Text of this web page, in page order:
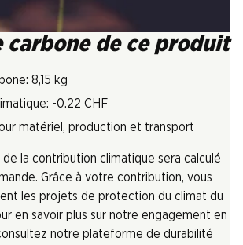
carbone de ce produit
8,15 kg
-0.22 CHF
matériel, production et transport
de la contribution climatique sera calculé
Grâce à votre contribution, vous
les projets de protection du climat du
en savoir plus sur notre engagement en
notre plateforme de durabilité